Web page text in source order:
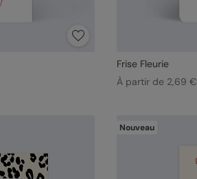
Frise Fleurie
À partir de 2,69 €
Nouveau